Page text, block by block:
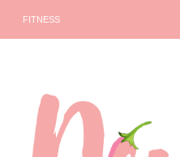
FITNESS